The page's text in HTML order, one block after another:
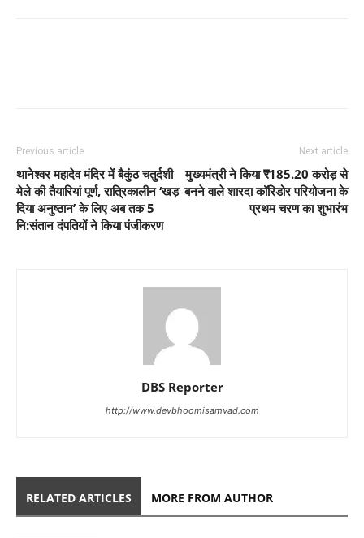
Previous article
थानेश्वर महादेव मंदिर में बैकुंठ चतुर्दशी
मेले की तैयारियां पूर्ण, रात्रिकालीन ‘खड़
दिया अनुष्ठान’ के लिए अब तक 5
नि:संतान दंपतियों ने किया पंजीकरण
Next article
मुख्यमंत्री ने किया ₹185.20 करोड़ से
बनने वाले शारदा कॉरिडोर परियोजना के
प्रथम चरण का शुभारंभ
DBS Reporter
http://www.devbhoomisamvad.com
RELATED ARTICLES MORE FROM AUTHOR